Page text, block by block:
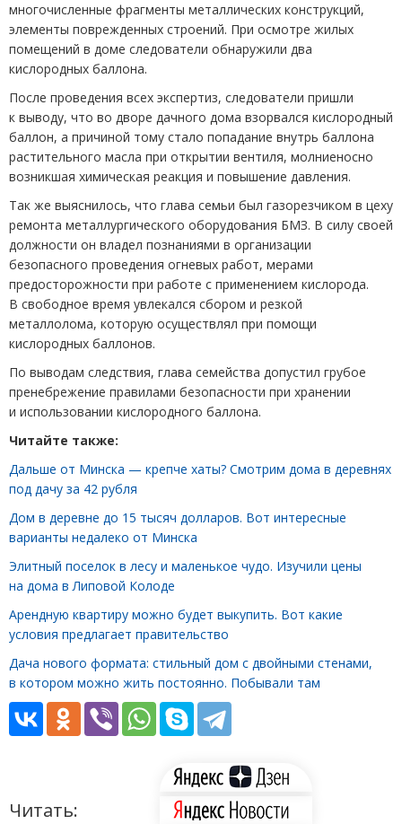
многочисленные фрагменты металлических конструкций,
элементы поврежденных строений. При осмотре жилых
помещений в доме следователи обнаружили два
кислородных баллона.
После проведения всех экспертиз, следователи пришли
к выводу, что во дворе дачного дома взорвался кислородный
баллон, а причиной тому стало попадание внутрь баллона
растительного масла при открытии вентиля, молниеносно
возникшая химическая реакция и повышение давления.
Так же выяснилось, что глава семьи был газорезчиком в цеху
ремонта металлургического оборудования БМЗ. В силу своей
должности он владел познаниями в организации
безопасного проведения огневых работ, мерами
предосторожности при работе с применением кислорода.
В свободное время увлекался сбором и резкой
металлолома, которую осуществлял при помощи
кислородных баллонов.
По выводам следствия, глава семейства допустил грубое
пренебрежение правилами безопасности при хранении
и использовании кислородного баллона.
Читайте также:
Дальше от Минска — крепче хаты? Смотрим дома в деревнях
под дачу за 42 рубля
Дом в деревне до 15 тысяч долларов. Вот интересные
варианты недалеко от Минска
Элитный поселок в лесу и маленькое чудо. Изучили цены
на дома в Липовой Колоде
Арендную квартиру можно будет выкупить. Вот какие
условия предлагает правительство
Дача нового формата: стильный дом с двойными стенами,
в котором можно жить постоянно. Побывали там
Читать: